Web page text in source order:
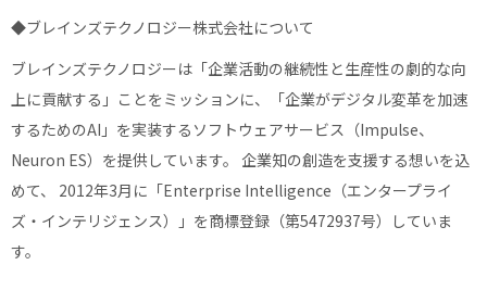
◆ブレインズテクノロジー株式会社について
ブレインズテクノロジーは「企業活動の継続性と生産性の劇的な向
上に貢献する」ことをミッションに、「企業がデジタル変革を加速
するためのAI」を実装するソフトウェアサービス（Impulse、
Neuron ES）を提供しています。 企業知の創造を支援する想いを込
めて、 2012年3月に「Enterprise Intelligence（エンタープライ
ズ・インテリジェンス）」を商標登録（第5472937号）していま
す。